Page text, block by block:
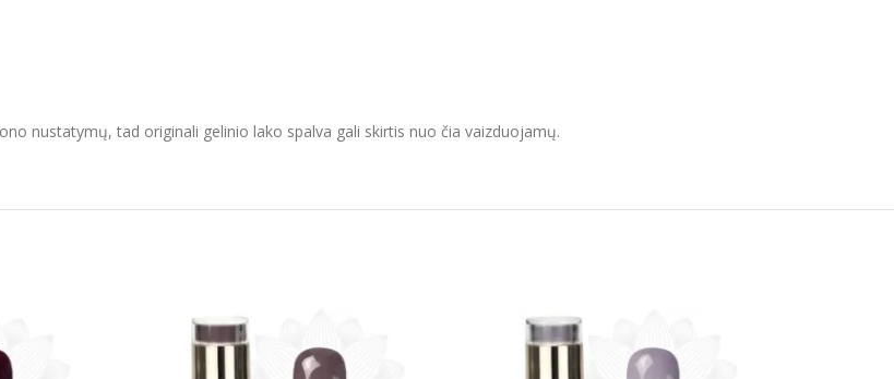
nustatymų, tad originali gelinio lako spalva gali skirtis nuo čia vaizduojamų.